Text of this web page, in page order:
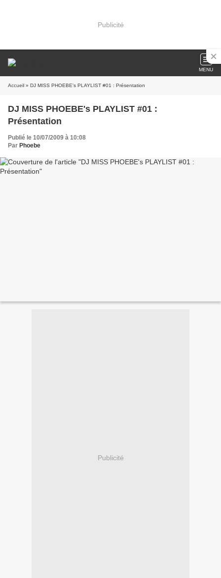
Publicité
MENU
Accueil » DJ MISS PHOEBE's PLAYLIST #01 : Présentation
DJ MISS PHOEBE's PLAYLIST #01 :
Présentation
Publié le 10/07/2009 à 10:08
Par Phoebe
Publicité